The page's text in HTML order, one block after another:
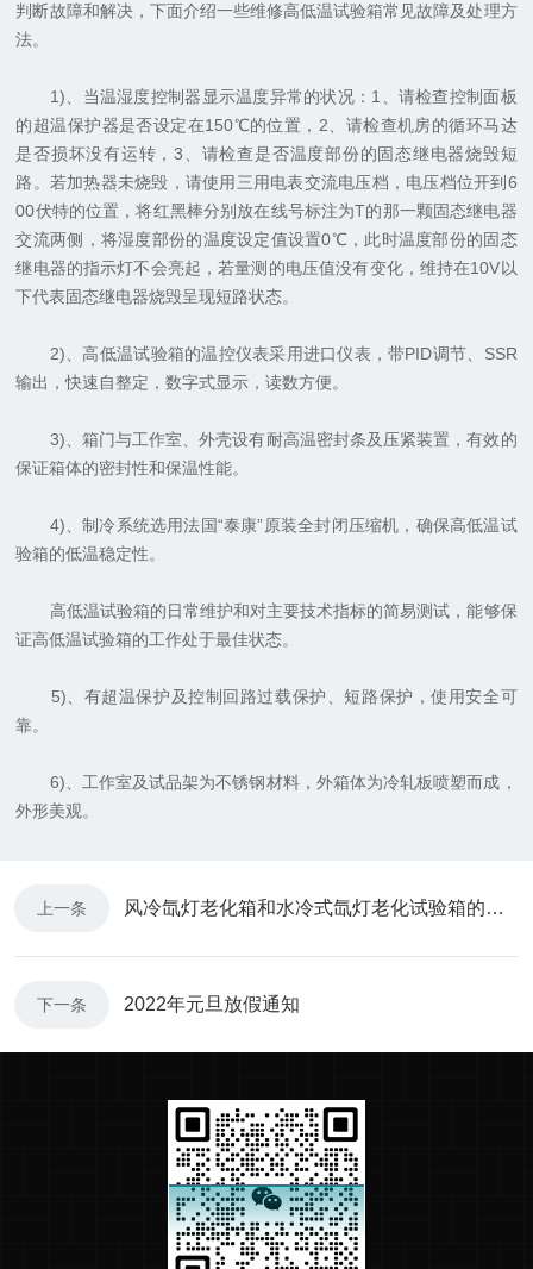
判断故障和解决，下面介绍一些维修高低温试验箱常见故障及处理方
法。
1)、当温湿度控制器显示温度异常的状况：1、请检查控制面板
的超温保护器是否设定在150℃的位置，2、请检查机房的循环马达
是否损坏没有运转，3、请检查是否温度部份的固态继电器烧毁短
路。若加热器未烧毁，请使用三用电表交流电压档，电压档位开到6
00伏特的位置，将红黑棒分别放在线号标注为T的那一颗固态继电器
交流两侧，将湿度部份的温度设定值设置0℃，此时温度部份的固态
继电器的指示灯不会亮起，若量测的电压值没有变化，维持在10V以
下代表固态继电器烧毁呈现短路状态。
2)、高低温试验箱的温控仪表采用进口仪表，带PID调节、SSR
输出，快速自整定，数字式显示，读数方便。
3)、箱门与工作室、外壳设有耐高温密封条及压紧装置，有效的
保证箱体的密封性和保温性能。
4)、制冷系统选用法国“泰康”原装全封闭压缩机，确保高低温试
验箱的低温稳定性。
高低温试验箱的日常维护和对主要技术指标的简易测试，能够保
证高低温试验箱的工作处于最佳状态。
5)、有超温保护及控制回路过载保护、短路保护，使用安全可
靠。
6)、工作室及试品架为不锈钢材料，外箱体为冷轧板喷塑而成，
外形美观。
上一条 风冷氙灯老化箱和水冷式氙灯老化试验箱的主要区别
下一条 2022年元旦放假通知